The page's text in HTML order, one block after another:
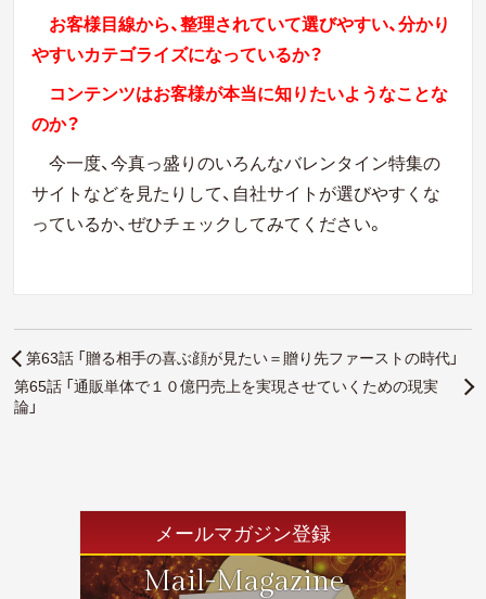
お客様目線から、整理されていて選びやすい、分かり
やすいカテゴライズになっているか？
コンテンツはお客様が本当に知りたいようなことな
のか？
今一度、今真っ盛りのいろんなバレンタイン特集の
サイトなどを見たりして、自社サイトが選びやすくな
っているか、ぜひチェックしてみてください。
第63話 「贈る相手の喜ぶ顔が見たい＝贈り先ファーストの時代」
第65話 「通販単体で１０億円売上を実現させていくための現実
論」
メールマガジン登録
Mail-Magazine